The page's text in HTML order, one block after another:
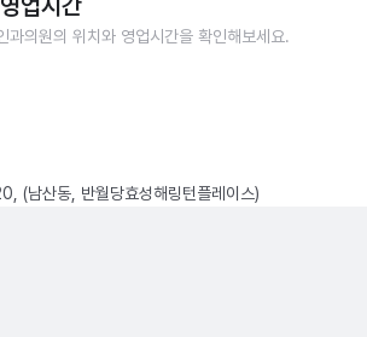
업시간
과의원의 위치와 영업시간을 확인해보세요.
(남산동, 반월당효성해링턴플레이스)